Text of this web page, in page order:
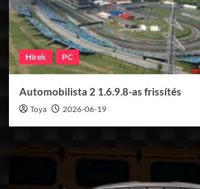
Hírek PC
Automobilista 2 1.6.9.8-as frissítés
Toya 2026-06-19